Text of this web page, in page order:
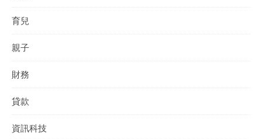
育兒
親子
財務
貸款
資訊科技